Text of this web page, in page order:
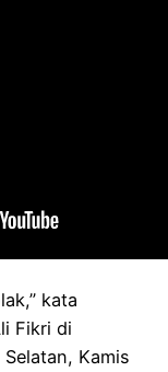
kata
Fikri di
Kamis